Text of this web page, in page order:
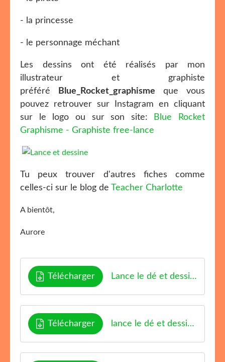
- la princesse
- le personnage méchant
Les dessins ont été réalisés par mon
illustrateur et graphiste
préféré
Blue_Rocket_graphisme que vous
pouvez retrouver sur Instagram en cliquant
sur le logo ou sur son site:
Blue Rocket
Graphisme - Graphiste free-lance
Tu peux trouver d'autres fiches comme
celles-ci sur le blog de Teacher Charlotte
A bientôt,
Aurore
Télécharger Lance le dé et dessine 1 Enjoyclassroom
Télécharger lance le dé et dessine 2 Enjoyclassroom